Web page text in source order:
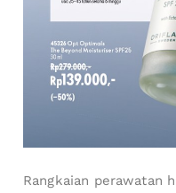
Rangkaian perawatan